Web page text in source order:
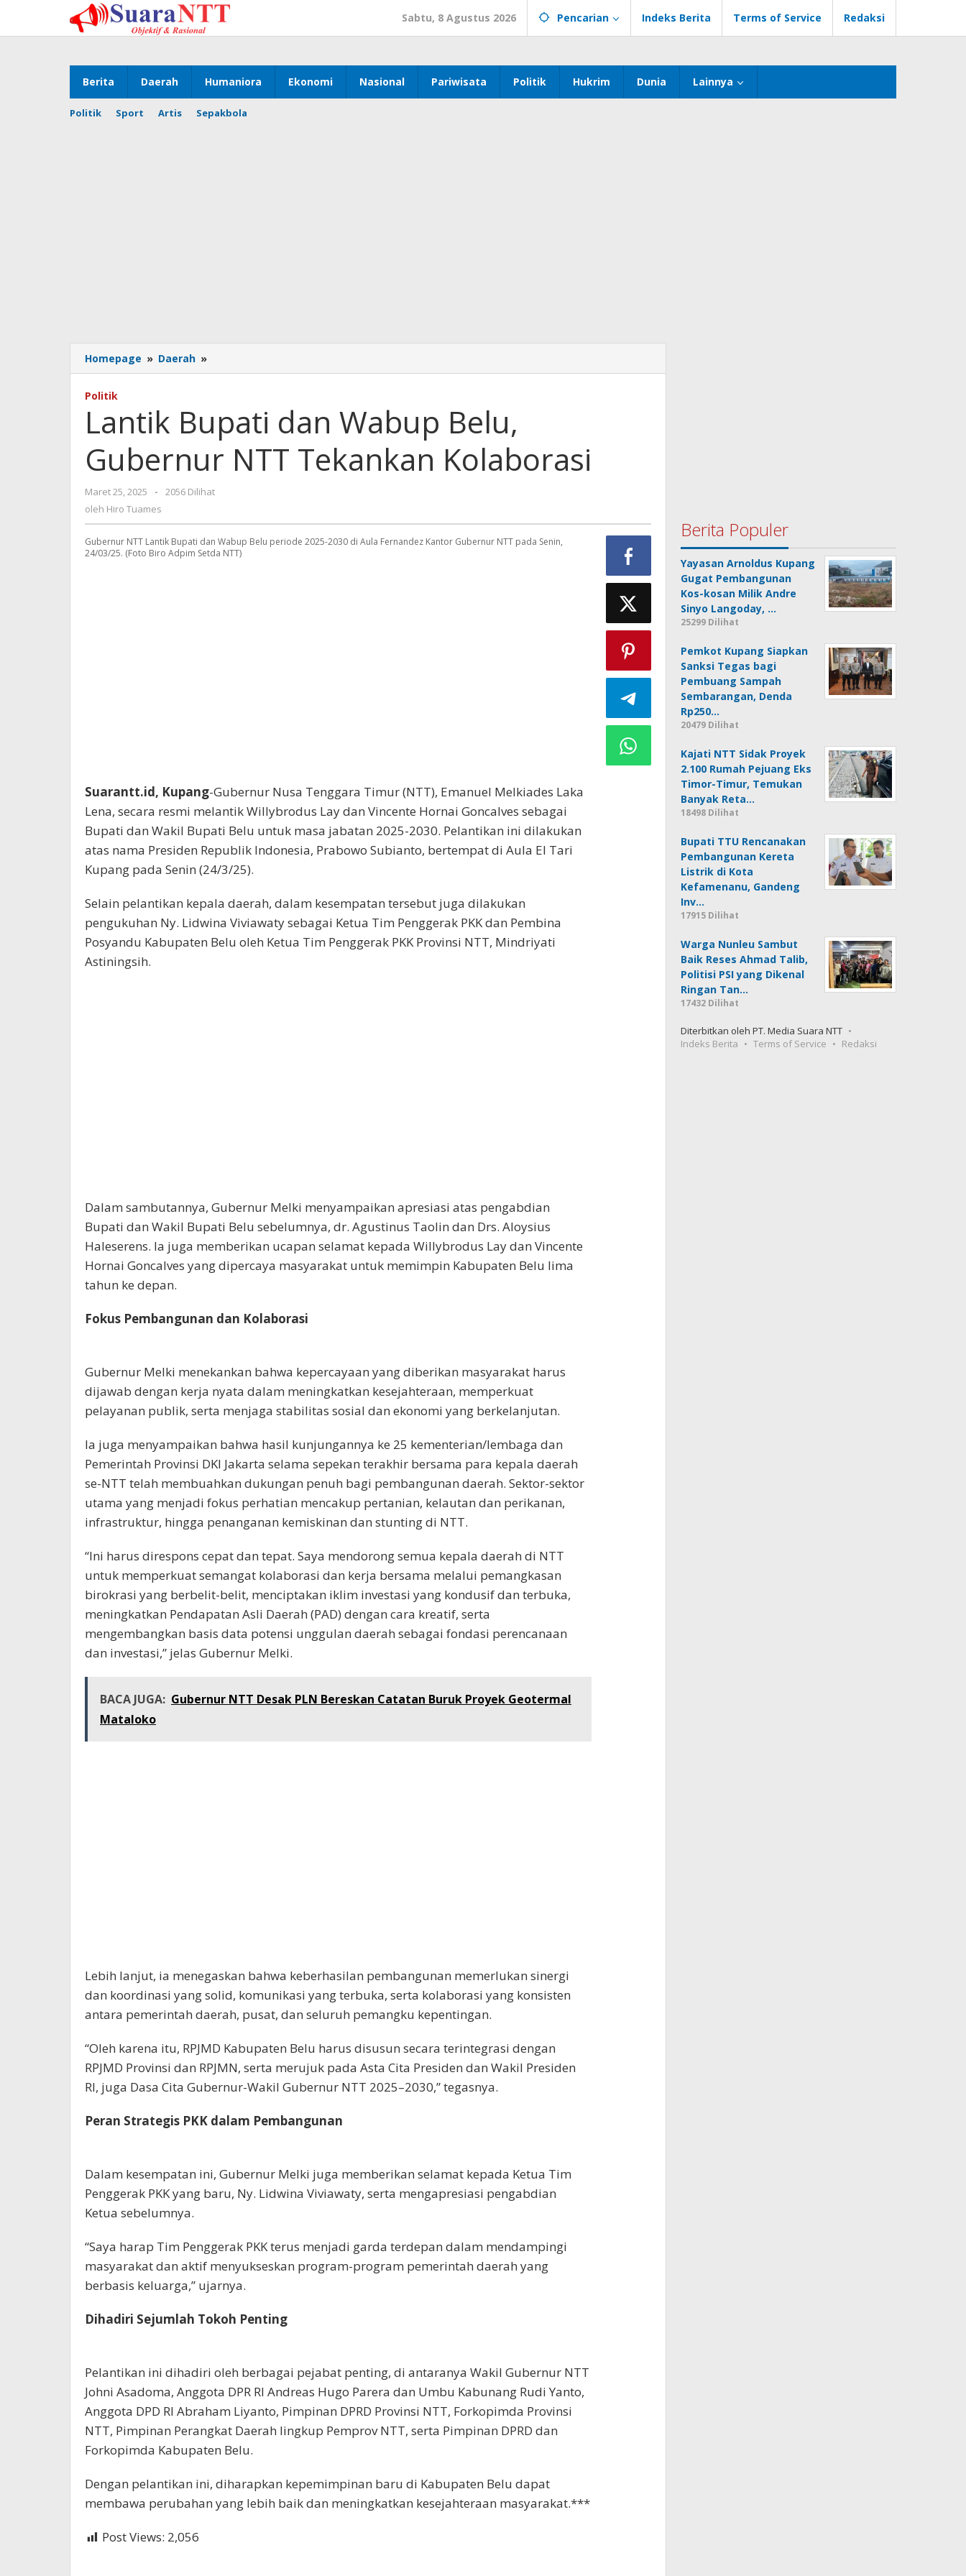
konten
Sabtu, 8 Agustus 2026 Pencarian Indeks Berita Terms of Service Redaksi
Berita Daerah Humaniora Ekonomi Nasional Pariwisata Politik Hukrim Dunia Lainnya
Politik Sport Artis Sepakbola
Homepage » Daerah »
Bupati
Belu,
Gubernur
Tekankan
Politik
Lantik Bupati dan Wabup Belu,
Gubernur NTT Tekankan Kolaborasi
Maret 25, 2025
oleh
-
2056 Dilihat
oleh Hiro Tuames
Gubernur NTT Lantik Bupati dan Wabup Belu periode 2025-2030 di Aula Fernandez Kantor Gubernur NTT pada Senin,
24/03/25. (Foto Biro Adpim Setda NTT)
Suarantt.id, Kupang-Gubernur Nusa Tenggara Timur (NTT), Emanuel Melkiades Laka
Lena, secara resmi melantik Willybrodus Lay dan Vincente Hornai Goncalves sebagai
Bupati dan Wakil Bupati Belu untuk masa jabatan 2025-2030. Pelantikan ini dilakukan
atas nama Presiden Republik Indonesia, Prabowo Subianto, bertempat di Aula El Tari
Kupang pada Senin (24/3/25).
Selain pelantikan kepala daerah, dalam kesempatan tersebut juga dilakukan
pengukuhan Ny. Lidwina Viviawaty sebagai Ketua Tim Penggerak PKK dan Pembina
Posyandu Kabupaten Belu oleh Ketua Tim Penggerak PKK Provinsi NTT, Mindriyati
Astiningsih.
Dalam sambutannya, Gubernur Melki menyampaikan apresiasi atas pengabdian
Bupati dan Wakil Bupati Belu sebelumnya, dr. Agustinus Taolin dan Drs. Aloysius
Haleserens. Ia juga memberikan ucapan selamat kepada Willybrodus Lay dan Vincente
Hornai Goncalves yang dipercaya masyarakat untuk memimpin Kabupaten Belu lima
tahun ke depan.
Fokus Pembangunan dan Kolaborasi
Gubernur Melki menekankan bahwa kepercayaan yang diberikan masyarakat harus
dijawab dengan kerja nyata dalam meningkatkan kesejahteraan, memperkuat
pelayanan publik, serta menjaga stabilitas sosial dan ekonomi yang berkelanjutan.
Ia juga menyampaikan bahwa hasil kunjungannya ke 25 kementerian/lembaga dan
Pemerintah Provinsi DKI Jakarta selama sepekan terakhir bersama para kepala daerah
se-NTT telah membuahkan dukungan penuh bagi pembangunan daerah. Sektor-sektor
utama yang menjadi fokus perhatian mencakup pertanian, kelautan dan perikanan,
infrastruktur, hingga penanganan kemiskinan dan stunting di NTT.
“Ini harus direspons cepat dan tepat. Saya mendorong semua kepala daerah di NTT
untuk memperkuat semangat kolaborasi dan kerja bersama melalui pemangkasan
birokrasi yang berbelit-belit, menciptakan iklim investasi yang kondusif dan terbuka,
meningkatkan Pendapatan Asli Daerah (PAD) dengan cara kreatif, serta
mengembangkan basis data potensi unggulan daerah sebagai fondasi perencanaan
dan investasi,” jelas Gubernur Melki.
BACA JUGA: Gubernur NTT Desak PLN Bereskan Catatan Buruk Proyek Geotermal
Mataloko
Lebih lanjut, ia menegaskan bahwa keberhasilan pembangunan memerlukan sinergi
dan koordinasi yang solid, komunikasi yang terbuka, serta kolaborasi yang konsisten
antara pemerintah daerah, pusat, dan seluruh pemangku kepentingan.
“Oleh karena itu, RPJMD Kabupaten Belu harus disusun secara terintegrasi dengan
RPJMD Provinsi dan RPJMN, serta merujuk pada Asta Cita Presiden dan Wakil Presiden
RI, juga Dasa Cita Gubernur-Wakil Gubernur NTT 2025–2030,” tegasnya.
Peran Strategis PKK dalam Pembangunan
Dalam kesempatan ini, Gubernur Melki juga memberikan selamat kepada Ketua Tim
Penggerak PKK yang baru, Ny. Lidwina Viviawaty, serta mengapresiasi pengabdian
Ketua sebelumnya.
“Saya harap Tim Penggerak PKK terus menjadi garda terdepan dalam mendampingi
masyarakat dan aktif menyukseskan program-program pemerintah daerah yang
berbasis keluarga,” ujarnya.
Dihadiri Sejumlah Tokoh Penting
Pelantikan ini dihadiri oleh berbagai pejabat penting, di antaranya Wakil Gubernur NTT
Johni Asadoma, Anggota DPR RI Andreas Hugo Parera dan Umbu Kabunang Rudi Yanto,
Anggota DPD RI Abraham Liyanto, Pimpinan DPRD Provinsi NTT, Forkopimda Provinsi
NTT, Pimpinan Perangkat Daerah lingkup Pemprov NTT, serta Pimpinan DPRD dan
Forkopimda Kabupaten Belu.
Dengan pelantikan ini, diharapkan kepemimpinan baru di Kabupaten Belu dapat
membawa perubahan yang lebih baik dan meningkatkan kesejahteraan masyarakat.***
Post Views: 2,056
Berita Populer
Yayasan Arnoldus Kupang
Gugat Pembangunan
Kos-kosan Milik Andre
Sinyo Langoday, …
25299 Dilihat
Pemkot Kupang Siapkan
Sanksi Tegas bagi
Pembuang Sampah
Sembarangan, Denda
Rp250…
20479 Dilihat
Kajati NTT Sidak Proyek
2.100 Rumah Pejuang Eks
Timor-Timur, Temukan
Banyak Reta…
18498 Dilihat
Bupati TTU Rencanakan
Pembangunan Kereta
Listrik di Kota
Kefamenanu, Gandeng
Inv…
17915 Dilihat
Warga Nunleu Sambut
Baik Reses Ahmad Talib,
Politisi PSI yang Dikenal
Ringan Tan…
17432 Dilihat
Diterbitkan oleh PT. Media Suara NTT
Indeks Berita
Terms of Service Redaksi